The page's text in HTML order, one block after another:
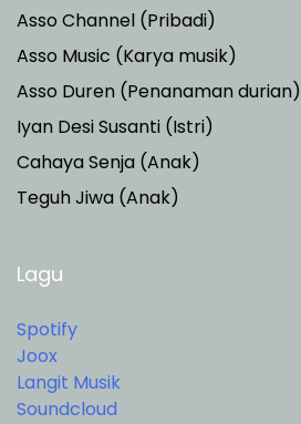
Asso Channel (Pribadi)
Asso Music (Karya musik)
Asso Duren (Penanaman durian)
Iyan Desi Susanti (Istri)
Cahaya Senja (Anak)
Teguh Jiwa (Anak)
Lagu
Spotify
Joox
Langit Musik
Soundcloud